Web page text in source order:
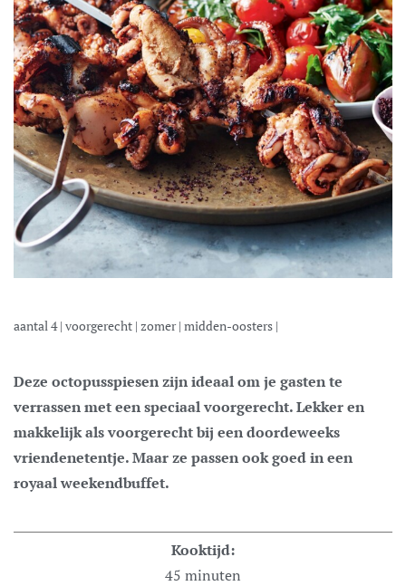
aantal 4| voorgerecht | zomer| midden-oosters |
Deze octopusspiesen zijn ideaal om je gasten te
verrassen met een speciaal voorgerecht. Lekker en
makkelijk als voorgerecht bij een doordeweeks
vriendenetentje. Maar ze passen ook goed in een
royaal weekendbuffet.
Kooktijd:
45 minuten